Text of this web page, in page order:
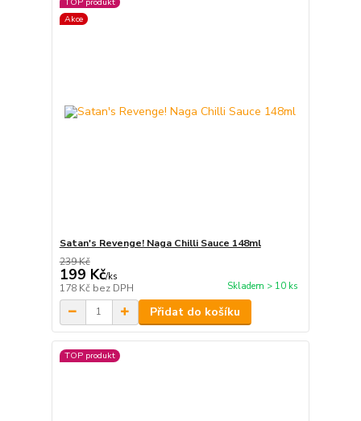
Akce
Satan's Revenge! Naga Chilli Sauce 148ml
239 Kč
199 Kč/ks
178 Kč bez DPH Skladem > 10 ks
Přidat do košíku
TOP produkt